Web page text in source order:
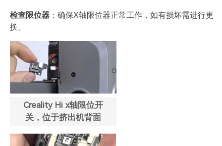
检查限位器 ：确保X轴限位器正常工作，如有损坏需进行更
换。
Creality Hi x轴限位开
关，位于挤出机背面